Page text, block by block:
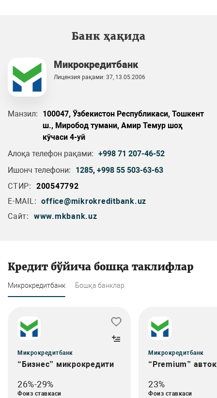
Банк ҳақида
Микрокредитбанк
Лицензия рақами: 37, 13.05.2006
Манзил:
100047, Ўзбекистон Республикаси, Тошкент
ш., Миробод тумани, Амир Темур шоҳ
кўчаси 4-уй
Алоқа телефон рақами: +998 71 207-46-52
Ишонч телефони:
1285, +998 55 503-63-63
СТИР:
200547792
E-MAIL: office@mikrokreditbank.uz
Сайт:
www.mkbank.uz
Кредит бўйича бошқа таклифлар
Микрокредитбанк Бошқа банклар
Микрокредитбанк
“Бизнес” микрокредити
26%-29%
Фоиз ставкаси
Микрокредитбанк
“Premium”
23%
Фоиз ставкаси